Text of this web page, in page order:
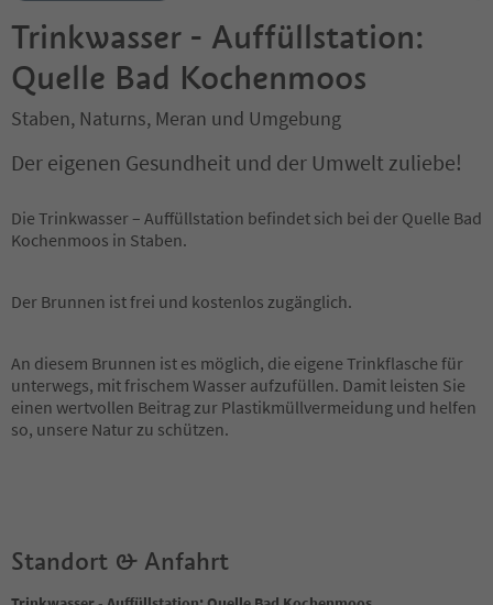
Trinkwasser - Auffüllstation:
Quelle Bad Kochenmoos
Staben, Naturns, Meran und Umgebung
Der eigenen Gesundheit und der Umwelt zuliebe!
Die Trinkwasser – Auffüllstation befindet sich bei der Quelle Bad
Kochenmoos in Staben.
Der Brunnen ist frei und kostenlos zugänglich.
An diesem Brunnen ist es möglich, die eigene Trinkflasche für
unterwegs, mit frischem Wasser aufzufüllen. Damit leisten Sie
einen wertvollen Beitrag zur Plastikmüllvermeidung und helfen
so, unsere Natur zu schützen.
Standort & Anfahrt